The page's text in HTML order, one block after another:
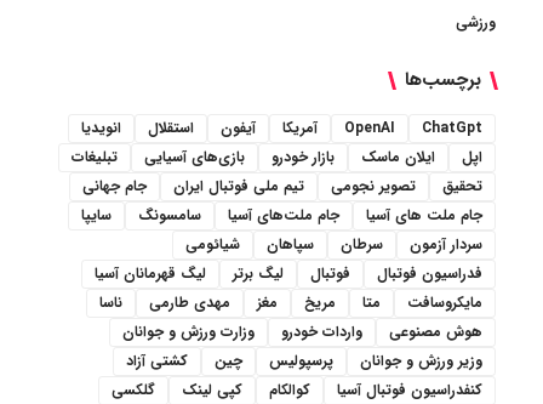
ورزشی
برچسب‌ها
ChatGpt
OpenAI آمریکا آیفون استقلال
انویدیا
اپل
ایلان ماسک بازار خودرو بازی‌های آسیایی
تبلیغات
تحقیق
تصویر نجومی تیم ملی فوتبال ایران
جام جهانی
جام ملت های آسیا
جام ملت‌های آسیا سامسونگ
سایپا
سردار آزمون
سرطان سپاهان
شیائومی
فدراسیون فوتبال
فوتبال لیگ برتر
لیگ قهرمانان آسیا
مایکروسافت
متا مریخ مغز مهدی طارمی
ناسا
هوش مصنوعی
واردات خودرو
وزارت ورزش و جوانان
وزیر ورزش و جوانان
پرسپولیس چین
کشتی آزاد
کنفدراسیون فوتبال آسیا
کوالکام کپی لینک
گلکسی